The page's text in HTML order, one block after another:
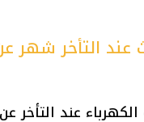
عند التأخر شهر
الكهرباء عند